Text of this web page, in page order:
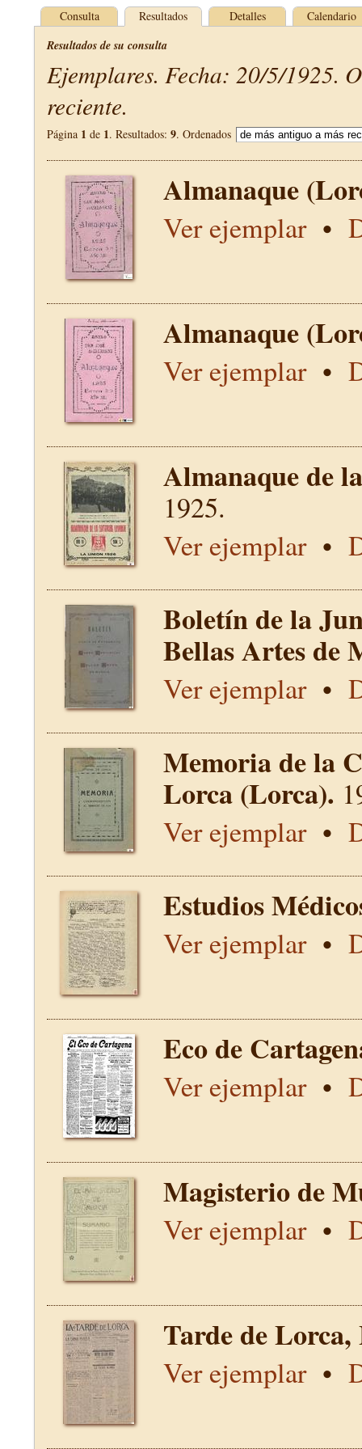
Consulta Resultados Detalles Calendario
Resultados de su consulta
Ejemplares. Fecha: 20/5/1925.
reciente.
Página 1 de 1. Resultados: 9. Ordenados
Almanaque
Ver ejemplar•
Almanaque
Ver ejemplar•
Almanaque de
1925.
Ver ejemplar•
Boletín de la
Bellas Artes
Ver ejemplar•
Memoria de la
Lorca (Lorca).
Ver ejemplar•
Estudios
Ver ejemplar•
Eco de
Ver ejemplar•
Magisterio de
Ver ejemplar•
Tarde de
Ver ejemplar•